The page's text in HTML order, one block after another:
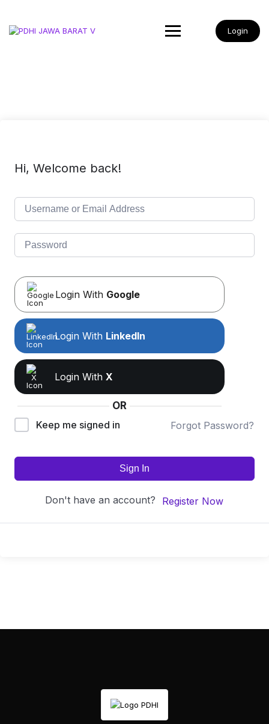
Login
Hi, Welcome back!
Login With Google
Login With LinkedIn
Login With X
OR
Keep me signed in
Forgot Password?
Sign In
Don't have an account? Register Now